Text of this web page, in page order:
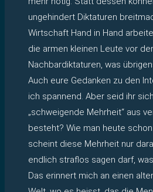
ungehindert Diktaturen
Wirtschaft Hand in Hand
die armen kleinen Leute vor
Nachbardiktaturen, was
Auch eure Gedanken zu den
ich spannend. Aber seid ihr
„schweigende Mehrheit“ aus
besteht? Wie man heute
scheint diese Mehrheit nur
endlich straflos sagen darf,
Das erinnert mich an einen